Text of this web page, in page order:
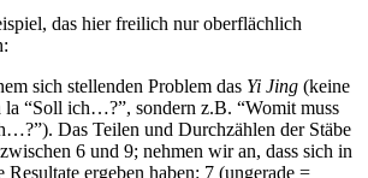
das hier freilich nur oberflächlich
sich stellenden Problem das Yi Jing (keine
la “Soll ich…?”, sondern z.B. “Womit muss
Das Teilen und Durchzählen der Stäbe
6 und 9; nehmen wir an, dass sich in
Resultate ergeben haben: 7 (ungerade =